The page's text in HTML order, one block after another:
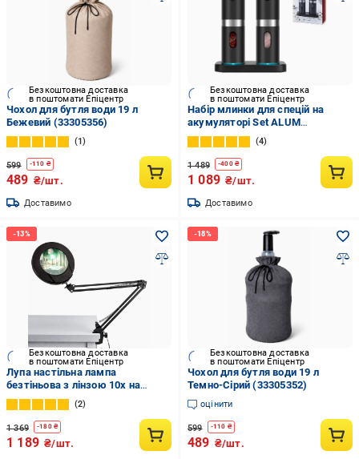
Безкоштовна доставка
в поштомати Епіцентр
Чохол для бутля води 19 л
Бежевий (33305356)
1
599 -110 ₴
489 ₴/шт.
Доставимо
Безкоштовна доставка
в поштомати Епіцентр
Набір млинки для спецій на
акумуляторі Set ALUM
(29332422)
4
1 489 -400₴
1 089 ₴/шт.
Доставимо
Безкоштовна доставка
в поштомати Епіцентр
Лупа настільна лампа
безтіньова з лінзою 10х на
струбцині з кріпленням на стіл
(31774055)
2
1 369 -180₴
1 189 ₴/шт.
Безкоштовна доставка
в поштомати Епіцентр
Чохол для бутля води 19 л
Темно-Сірий (33305352)
оцінити
599 -110 ₴
489 ₴/шт.